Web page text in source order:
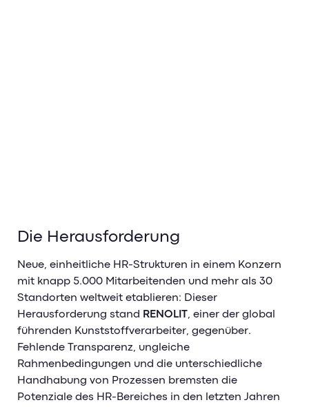
Die Herausforderung
Neue, einheitliche HR-Strukturen in einem Konzern
mit knapp 5.000 Mitarbeitenden und mehr als 30
Standorten weltweit etablieren: Dieser
Herausforderung stand RENOLIT, einer der global
führenden Kunststoffverarbeiter, gegenüber.
Fehlende Transparenz, ungleiche
Rahmenbedingungen und die unterschiedliche
Handhabung von Prozessen bremsten die
Potenziale des HR-Bereiches in den letzten Jahren